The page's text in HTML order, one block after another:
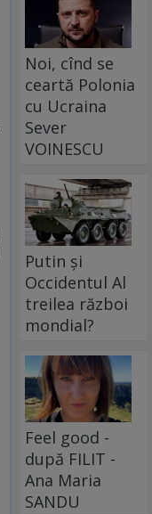
Noi, cînd se
ceartă Polonia
cu Ucraina
Sever
VOINESCU
Putin și
Occidentul Al
treilea război
mondial?
Feel good -
după FILIT -
Ana Maria
SANDU